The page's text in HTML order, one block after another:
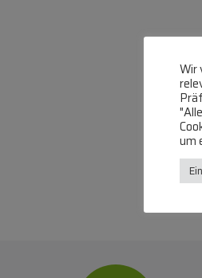
Wir
um